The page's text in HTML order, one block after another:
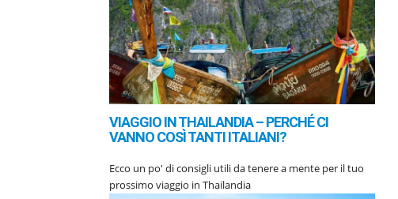
VIAGGIO IN THAILANDIA – PERCHÉ CI
VANNO COSÌ TANTI ITALIANI?
Ecco un po' di consigli utili da tenere a mente per il tuo
prossimo viaggio in Thailandia